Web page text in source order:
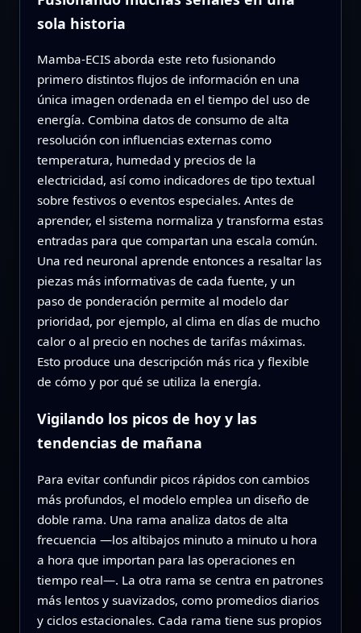
sola historia
Mamba‑ECIS aborda este reto fusionando
primero distintos flujos de información en una
única imagen ordenada en el tiempo del uso de
energía. Combina datos de consumo de alta
resolución con influencias externas como
temperatura, humedad y precios de la
electricidad, así como indicadores de tipo textual
sobre festivos o eventos especiales. Antes de
aprender, el sistema normaliza y transforma estas
entradas para que compartan una escala común.
Una red neuronal aprende entonces a resaltar las
piezas más informativas de cada fuente, y un
paso de ponderación permite al modelo dar
prioridad, por ejemplo, al clima en días de mucho
calor o al precio en noches de tarifas máximas.
Esto produce una descripción más rica y flexible
de cómo y por qué se utiliza la energía.
Vigilando los picos de hoy y las
tendencias de mañana
Para evitar confundir picos rápidos con cambios
más profundos, el modelo emplea un diseño de
doble rama. Una rama analiza datos de alta
frecuencia —los altibajos minuto a minuto u hora
a hora que importan para las operaciones en
tiempo real—. La otra rama se centra en patrones
más lentos y suavizados, como promedios diarios
y ciclos estacionales. Cada rama tiene sus propios